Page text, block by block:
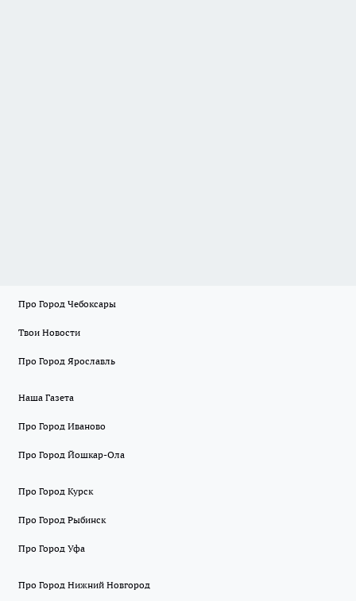
Про Город Чебоксары
Твои Новости
Про Город Ярославль
Наша Газета
Про Город Иваново
Про Город Йошкар-Ола
Про Город Курск
Про Город Рыбинск
Про Город Уфа
Про Город Нижний Новгород